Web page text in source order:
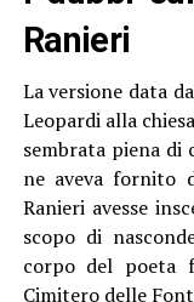
Ranieri
La versione data
Leopardi alla
sembrata piena
ne aveva fornito
Ranieri avesse
scopo di
corpo del poeta
Cimitero delle